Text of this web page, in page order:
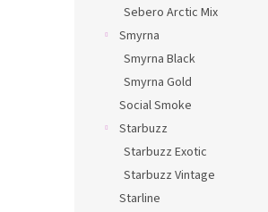
Sebero Arctic Mix
Smyrna
Smyrna Black
Smyrna Gold
Social Smoke
Starbuzz
Starbuzz Exotic
Starbuzz Vintage
Starline